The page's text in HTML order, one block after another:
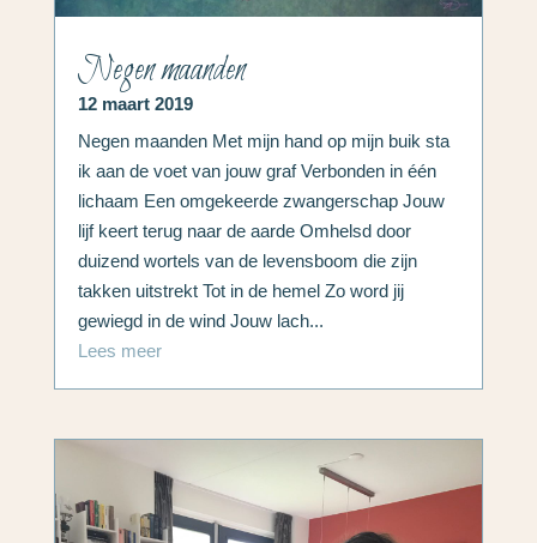
Negen maanden
12 maart 2019
Negen maanden Met mijn hand op mijn buik sta
ik aan de voet van jouw graf Verbonden in één
lichaam Een omgekeerde zwangerschap Jouw
lijf keert terug naar de aarde Omhelsd door
duizend wortels van de levensboom die zijn
takken uitstrekt Tot in de hemel Zo word jij
gewiegd in de wind Jouw lach...
Lees meer